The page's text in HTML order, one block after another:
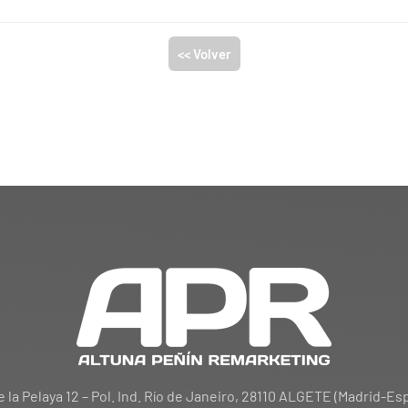
<< Volver
la Pelaya 12 – Pol. Ind. Río de Janeiro, 28110 ALGETE (Madrid-